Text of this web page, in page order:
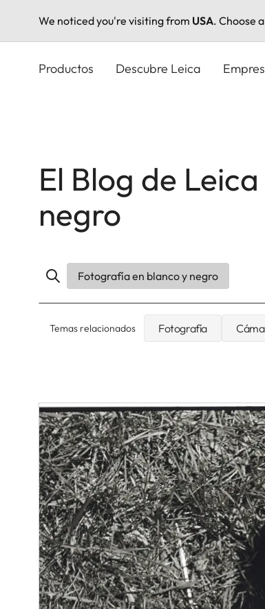
We noticed you're visiting from USA. Choose
Productos Descubre Leica
El Blog de
negro
Fotografía en blanco y negro
Temas relacionados Fotografía